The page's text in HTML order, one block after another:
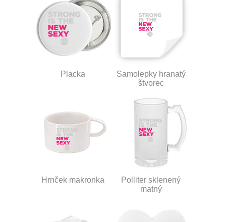
Placka
Samolepky hranatý
štvorec
Hrnček makronka
Polliter sklenený
matný